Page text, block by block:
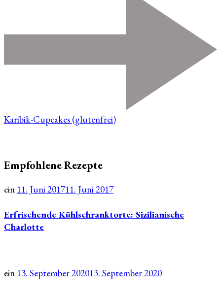
Karibik-Cupcakes (glutenfrei)
Empfohlene Rezepte
ein 11. Juni 201711. Juni 2017
Erfrischende Kühlschranktorte: Sizilianische
Charlotte
ein 13. September 202013. September 2020